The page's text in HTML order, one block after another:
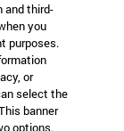
and third-
you
purposes.
or
select the
banner
options.